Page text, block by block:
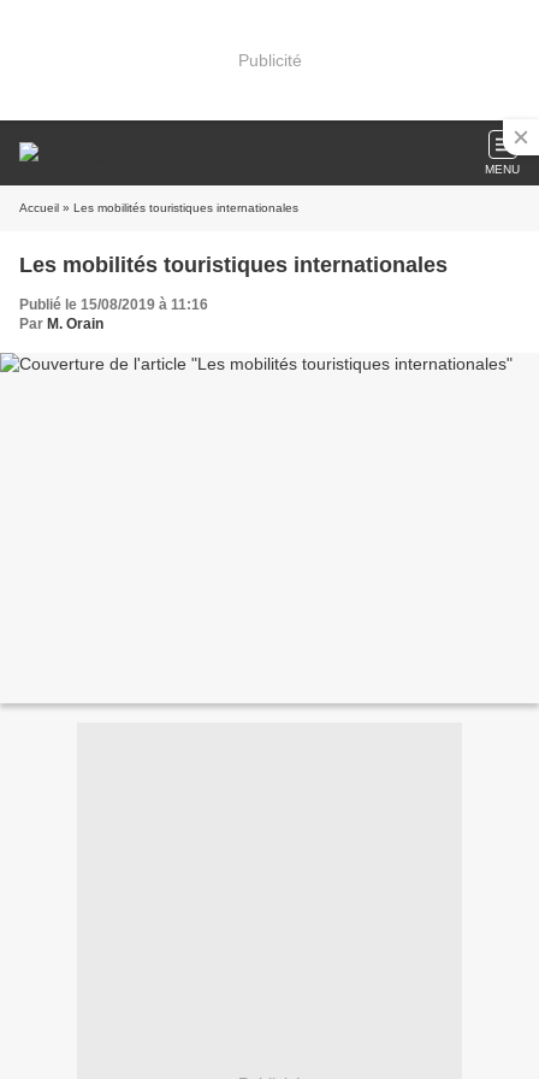
Publicité
MENU
Accueil » Les mobilités touristiques internationales
Les mobilités touristiques internationales
Publié le 15/08/2019 à 11:16
Par M. Orain